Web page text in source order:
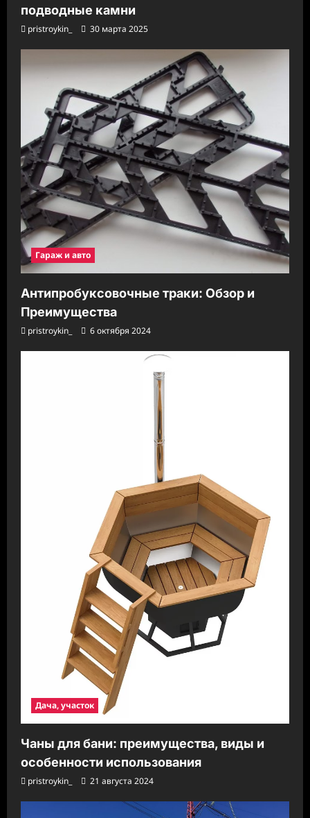
подводные камни
pristroykin_ 30 марта 2025
Гараж и авто
Антипробуксовочные траки: Обзор и
Преимущества
pristroykin_ 6 октября 2024
Дача, участок
Чаны для бани: преимущества, виды и
особенности использования
pristroykin_ 21 августа 2024